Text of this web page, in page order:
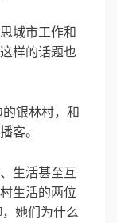
城市工作和
样的话题也
银林村，和
客。
生活甚至互
生活的两位
她们为什么